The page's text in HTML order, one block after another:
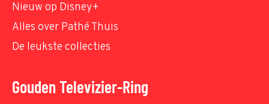
Nieuw op Disney+
Alles over Pathé Thuis
De leukste collecties
Gouden Televizier-Ring